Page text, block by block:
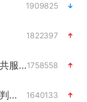
1909825
1822397
构建更高水平的全民健身公共服务体系1758558
上门女婿出轨女邻居多年被判重婚罪 1640133